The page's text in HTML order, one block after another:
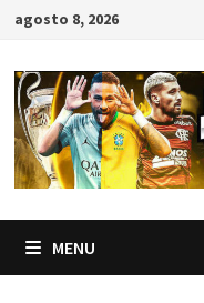
Skip
content
agosto 8, 2026
MENU